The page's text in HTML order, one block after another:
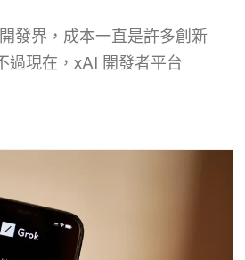
發界，成本一直是許多創新
過現在，xAI 開發者平台